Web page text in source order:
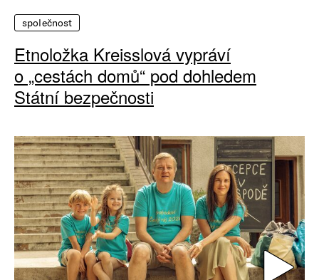
společnost
Etnoložka Kreisslová vypráví
o „cestách domů“ pod dohledem
Státní bezpečnosti